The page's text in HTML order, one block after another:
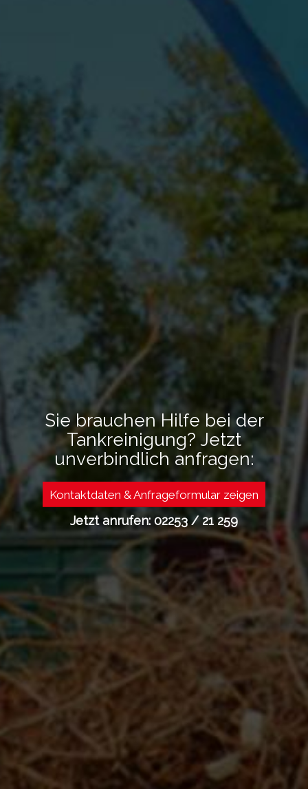
Sie brauchen Hilfe bei der
Tankreinigung? Jetzt
unverbindlich anfragen:
Kontaktdaten & Anfrageformular zeigen
Jetzt anrufen: 02253 / 21 259